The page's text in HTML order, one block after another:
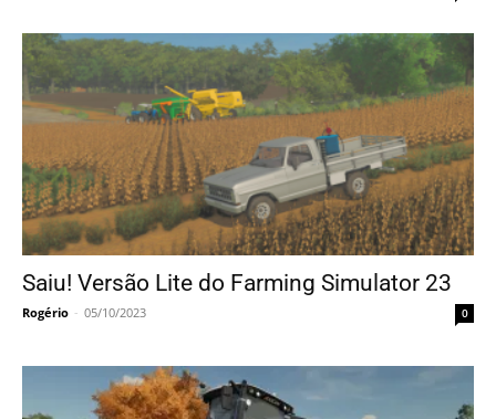
Saiu! Versão Lite do Farming Simulator 23
Rogério - 05/10/2023 0